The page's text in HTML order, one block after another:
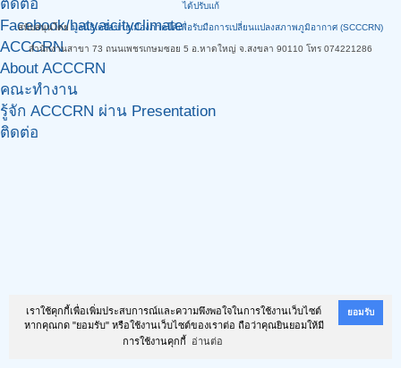
เราใช้คุกกี้เพื่อเพิ่มประสบการณ์และความพึงพอใจในการใช้งานเว็บไซต์
หากคุณกด "ยอมรับ" หรือใช้งานเว็บไซต์ของเราต่อ ถือว่าคุณยินยอมให้มี
การใช้งานคุกกี้
อ่านต่อ
ยอมรับ
ติดต่อ
Facebook/hatyaicityclimate
ACCCRN
About ACCCRN
คณะทำงาน
รู้จัก ACCCRN ผ่าน Presentation
ติดต่อ
ได้ปรับแก้
สนับสนุนโดย มูลนิธิเครือข่ายเมืองภาคใต้เพื่อรับมือการเปลี่ยนแปลงสภาพภูมิอากาศ (SCCCRN)
สำนักงานสาขา 73 ถนนเพชรเกษมซอย 5 อ.หาดใหญ่ จ.สงขลา 90110 โทร 074221286